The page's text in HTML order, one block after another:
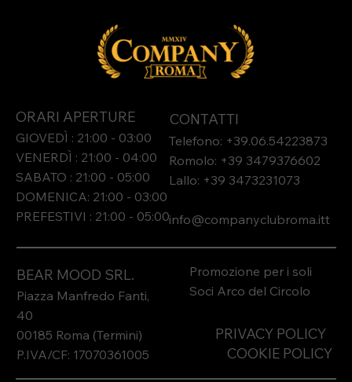
BEAR MOOD SRL.
Piazza Manfredo Fanti,
40
00185 Roma (Termini)
P.IVA/CF: 17070361005
ORARI APERTURE
GIOVEDÌ : 21:00 - 03:00
VENERDÌ : 21:00 - 04:00
SABATO : 21:00 - 05:00
DOMENICA: 21:00 - 03:00
PREFESTIVI : 21:00 - 05:00
CONTATTI
Telefono: +39.06.54223873
Romolo: +39 3479376602
Lallo: +39 3473231073​
info@companyclubroma.itt
PRIVACY POLICY
COOKIE POLICY
Promozione per i soli
Soci Arco del Circolo